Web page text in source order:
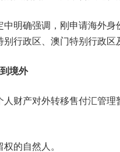
明确强调，刚申请海外
行政区、澳门特别行政
境外
财产对外转移售付汇管
的自然人。